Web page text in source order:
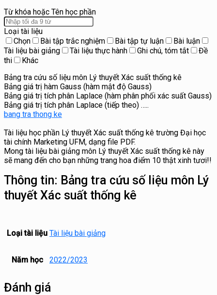
Từ khóa hoặc Tên học phần
Loại tài liệu
Chọn
Bài tập trắc nghiệm Bài tập tự luận
Bài luận
Tài liệu bài giảng
Tài liệu thực hành Ghi chú, tóm tắt
Đề
thi
Khác
Bảng tra cứu số liệu môn Lý thuyết Xác suất thống kê
Bảng giá trị hàm Gauss (hàm mật độ Gauss)
Bảng giá trị tích phân Laplace (hàm phân phối xác suất Gauss)
Bảng giá trị tích phân Laplace (tiếp theo) …..
bang tra thong ke
Tài liệu học phần Lý thuyết Xác suất thống kê trường Đại học
tài chính Marketing UFM, dạng file PDF.
Mong tài liệu bài giảng môn Lý thuyết Xác suất thống kê này
sẽ mang đến cho bạn những trang hoa điểm 10 thật xinh tươi!!
Thông tin: Bảng tra cứu số liệu môn Lý
thuyết Xác suất thống kê
Loại tài liệu Tài liệu bài giảng
Năm học 2022/2023
Đánh giá